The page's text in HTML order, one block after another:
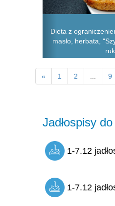
Dieta z
masło, herbata,
« 1 2 ... 9
Jadłospisy
1-7.12
1-7.12